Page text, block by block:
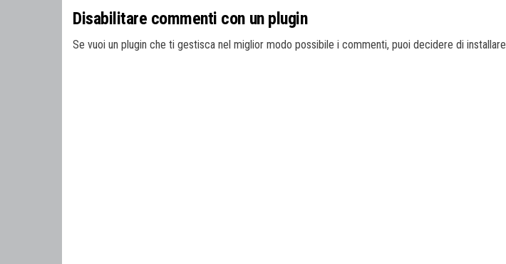
Disabilitare commenti con un plugin
Se vuoi un plugin che ti gestisca nel miglior modo possibile i commenti, puoi decidere di installare